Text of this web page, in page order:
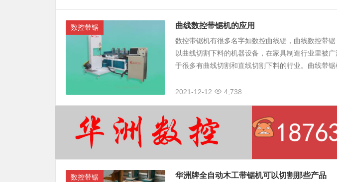
数控带锯 曲线数控带锯机的应用
数控带锯机有很多名字如数控曲线锯，曲线数控带
以曲线切割下料的机器设备，在家具制造行业里被
于很多有曲线切割和直线切割下料的行业。曲线带锯
2021-12-12 4,738
数控带锯 华洲牌全自动木工带锯机可以切割那些产品